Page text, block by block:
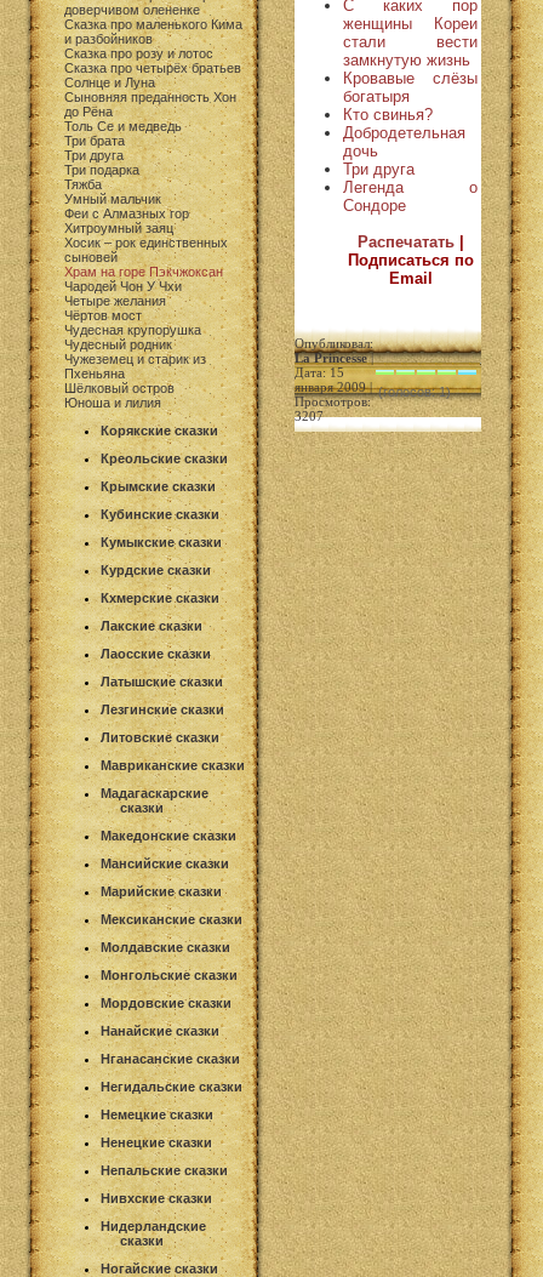
доверчивом олененке
Сказка про маленького Кима
и разбойников
Сказка про розу и лотос
Сказка про четырёх братьев
Солнце и Луна
Сыновняя преданность Хон
до Рёна
Толь Се и медведь
Три брата
Три друга
Три подарка
Тяжба
Умный мальчик
Феи с Алмазных гор
Хитроумный заяц
Хосик – рок единственных
сыновей
Храм на горе Пэкчжоксан
Чародей Чон У Чхи
Четыре желания
Чёртов мост
Чудесная крупорушка
Чудесный родник
Чужеземец и старик из
Пхеньяна
Шёлковый остров
Юноша и лилия
Корякские сказки
Креольские сказки
Крымские сказки
Кубинские сказки
Кумыкские сказки
Курдские сказки
Кхмерские сказки
Лакские сказки
Лаосские сказки
Латышские сказки
Лезгинские сказки
Литовские сказки
Мавриканские сказки
Мадагаскарские
сказки
Македонские сказки
Мансийские сказки
Марийские сказки
Мексиканские сказки
Молдавские сказки
Монгольские сказки
Мордовские сказки
Нанайские сказки
Нганасанские сказки
Негидальские сказки
Немецкие сказки
Ненецкие сказки
Непальские сказки
Нивхские сказки
Нидерландские
сказки
Ногайские сказки
С каких пор
женщины Кореи
стали вести
замкнутую жизнь
Кровавые слёзы
богатыря
Кто свинья?
Добродетельная
дочь
Три друга
Легенда о
Сондоре
Распечатать|
Подписаться по
Email
Опубликовал:
La Princesse|
Дата: 15
января 2009 |
Просмотров:
3207
(голосов: 1)